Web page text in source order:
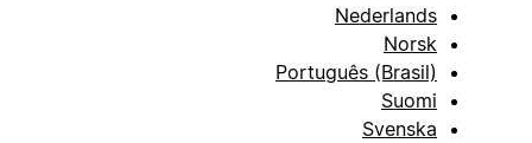
Nederlands
Norsk
Português (Brasil)
Suomi
Svenska